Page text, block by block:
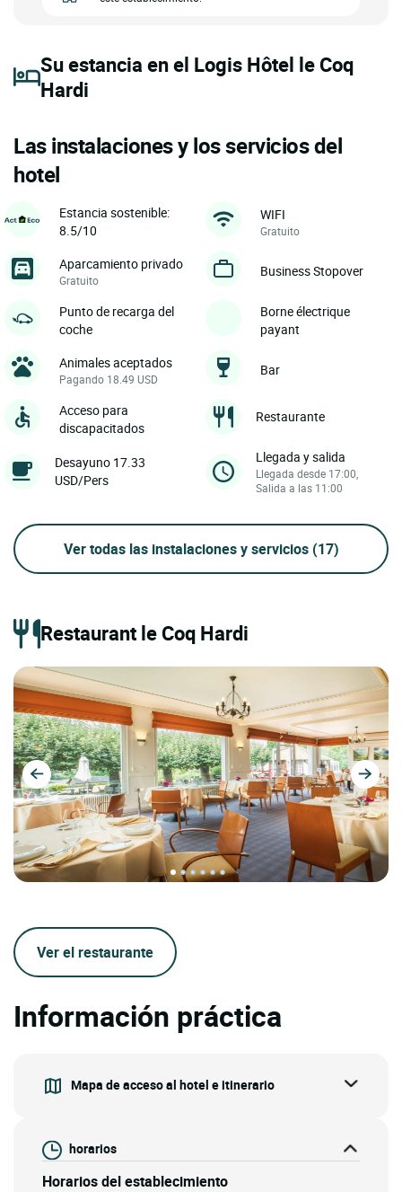
Su estancia en el Logis Hôtel le Coq
Hardi
Las instalaciones y los servicios del
hotel
Estancia sostenible:
8.5/10
WIFI
Gratuito
Aparcamiento privado
Gratuito
Business Stopover
Punto de recarga del
coche
Borne électrique
payant
Animales aceptados
Pagando 18.49 USD
Bar
Acceso para
discapacitados
Restaurante
Desayuno 17.33
USD/Pers
Llegada y salida
Llegada desde 17:00,
Salida a las 11:00
Ver todas las instalaciones y servicios (17)
Restaurant le Coq Hardi
Ver el restaurante
Información práctica
Mapa de acceso al hotel e itinerario
horarios
Horarios del establecimiento